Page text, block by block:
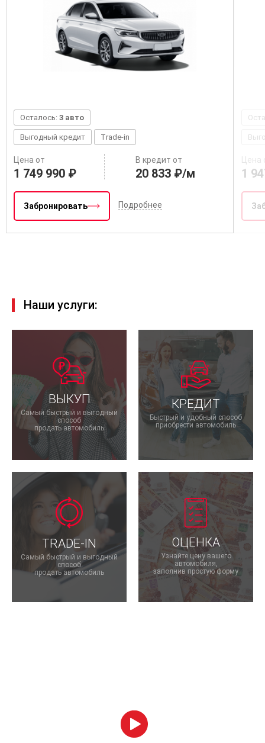
Осталось: 3 авто
Выгодный кредит Trade-in
Цена от
1 749 990 ₽
В кредит от
20 833 ₽/м
Забронировать Подробнее
Цена
1
Наши услуги:
ВЫКУП
Самый быстрый и выгодный
способ
продать автомобиль
КРЕДИТ
Быстрый и удобный способ
приобрести автомобиль
TRADE-IN
Самый быстрый и выгодный
способ
продать автомобиль
ОЦЕНКА
Узнайте цену вашего
автомобиля,
заполнив простую форму